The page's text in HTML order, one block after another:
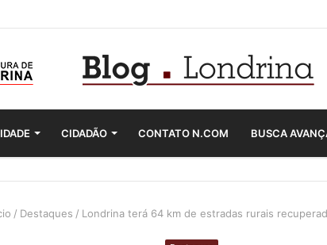
CIDADÃO CONTATO N.COM BUSCA
/ Destaques / Londrina terá 64 km de estradas rurais